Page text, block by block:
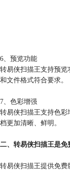
6、预览功能
转易侠扫描王支持预
和文件格式符合要求。
7、色彩增强
转易侠扫描王支持色
档更加清晰、鲜明。
二、转易侠扫描王是免
转易侠扫描王提供免费